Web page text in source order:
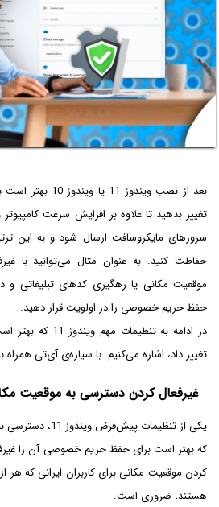
بعد از نصب
تغییر بدهید تا علاوه بر افزایش سرعت
سرورهای مایکروسافت ارسال شود و به
حفاظت کنید. به عنوان مثال می‌توانید با
موقعیت مکانی یا رهگیری کدهای تبلیغاتی و
حفظ حریم خصوصی را در اولویت قرار دهید.
در ادامه به
تغییر داد، اشاره می‌کنیم. با سیاره‌ی آی‌تی همراه
غیرفعال کردن دسترسی به موقعیت
یکی از تنظیمات
که بهتر است برای حفظ حریم خصوصی آن را
کردن موقعیت مکانی برای کاربران ایرانی که هر
هستند، ضروری است.